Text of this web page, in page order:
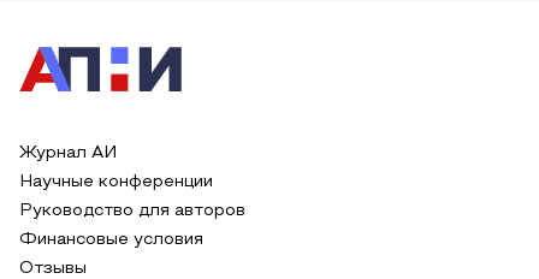
Журнал АИ
Научные конференции
Руководство для авторов
Финансовые условия
Отзывы